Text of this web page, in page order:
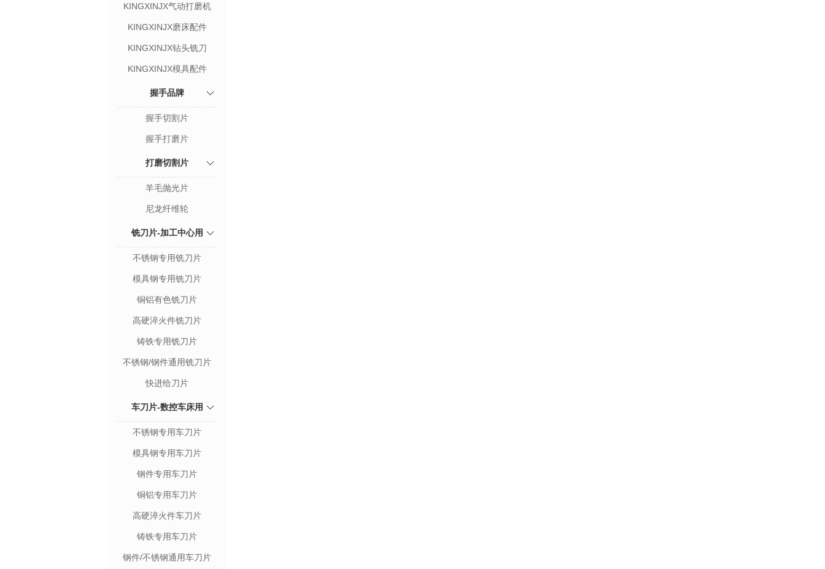
KINGXINJX气动打磨机
KINGXINJX磨床配件
KINGXINJX钻头铣刀
KINGXINJX模具配件
握手品牌
握手切割片
握手打磨片
打磨切割片
羊毛抛光片
尼龙纤维轮
铣刀片-加工中心用
不锈钢专用铣刀片
模具钢专用铣刀片
铜铝有色铣刀片
高硬淬火件铣刀片
铸铁专用铣刀片
不锈钢/钢件通用铣刀片
快进给刀片
车刀片-数控车床用
不锈钢专用车刀片
模具钢专用车刀片
钢件专用车刀片
铜铝专用车刀片
高硬淬火件车刀片
铸铁专用车刀片
钢件/不锈钢通用车刀片